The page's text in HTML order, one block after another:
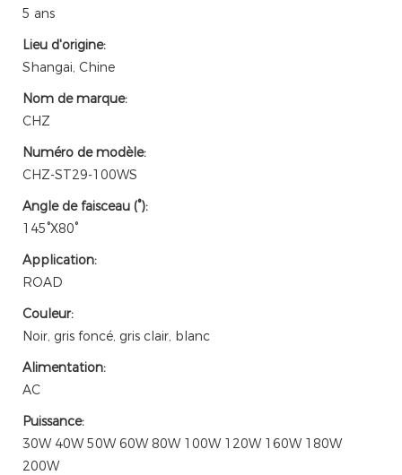
5 ans
Lieu d'origine:
Shangai, Chine
Nom de marque:
CHZ
Numéro de modèle:
CHZ-ST29-100WS
Angle de faisceau (°):
145°X80°
Application:
ROAD
Couleur:
Noir, gris foncé, gris clair, blanc
Alimentation:
AC
Puissance:
30W 40W 50W 60W 80W 100W 120W 160W 180W
200W